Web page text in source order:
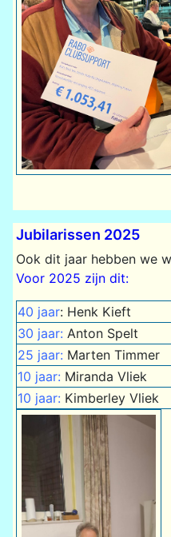
Jubilarissen 2025
Ook dit jaar hebben we
Voor 2025 zijn dit:
40 jaar: Henk Kieft
30 jaar: Anton Spelt
25 jaar: Marten Timmer
10 jaar: Miranda Vliek
10 jaar: Kimberley Vliek